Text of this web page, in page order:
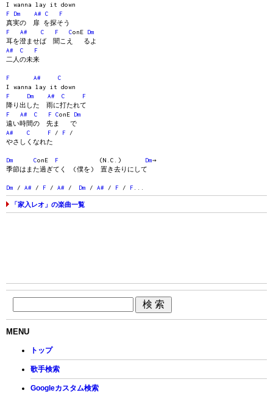
I wanna lay it down
F
Dm A# C
F
真実の 扉 を探そう
F
A# C F ConE Dm
耳を澄ませば 聞こえ るよ
A#
C
F
二人の未来
F A#
C
I wanna lay it down
F
Dm A# C
F
降り出した 雨に打たれて
F
A# C F ConE Dm
遠い時間の 先ま で
A#
C F / F /
やさしくなれた
Dm ConE F (N.C.) Dm→
季節はまた過ぎてく (僕を) 置き去りにして
Dm / A# / F / A# / Dm / A# / F / F
「家入レオ」の楽曲一覧
MENU
トップ
歌手検索
Googleカスタム検索